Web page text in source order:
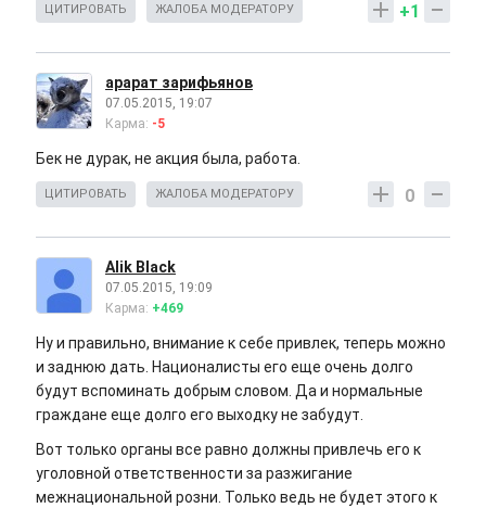
+1
ЦИТИРОВАТЬ ЖАЛОБА МОДЕРАТОРУ
арарат зарифьянов
07.05.2015, 19:07
Карма: -5
Бек не дурак, не акция была, работа.
0
ЦИТИРОВАТЬ ЖАЛОБА МОДЕРАТОРУ
Alik Black
07.05.2015, 19:09
Карма: +469
Ну и правильно, внимание к себе привлек, теперь можно
и заднюю дать. Националисты его еще очень долго
будут вспоминать добрым словом. Да и нормальные
граждане еще долго его выходку не забудут.
Вот только органы все равно должны привлечь его к
уголовной ответственности за разжигание
межнациональной розни. Только ведь не будет этого к